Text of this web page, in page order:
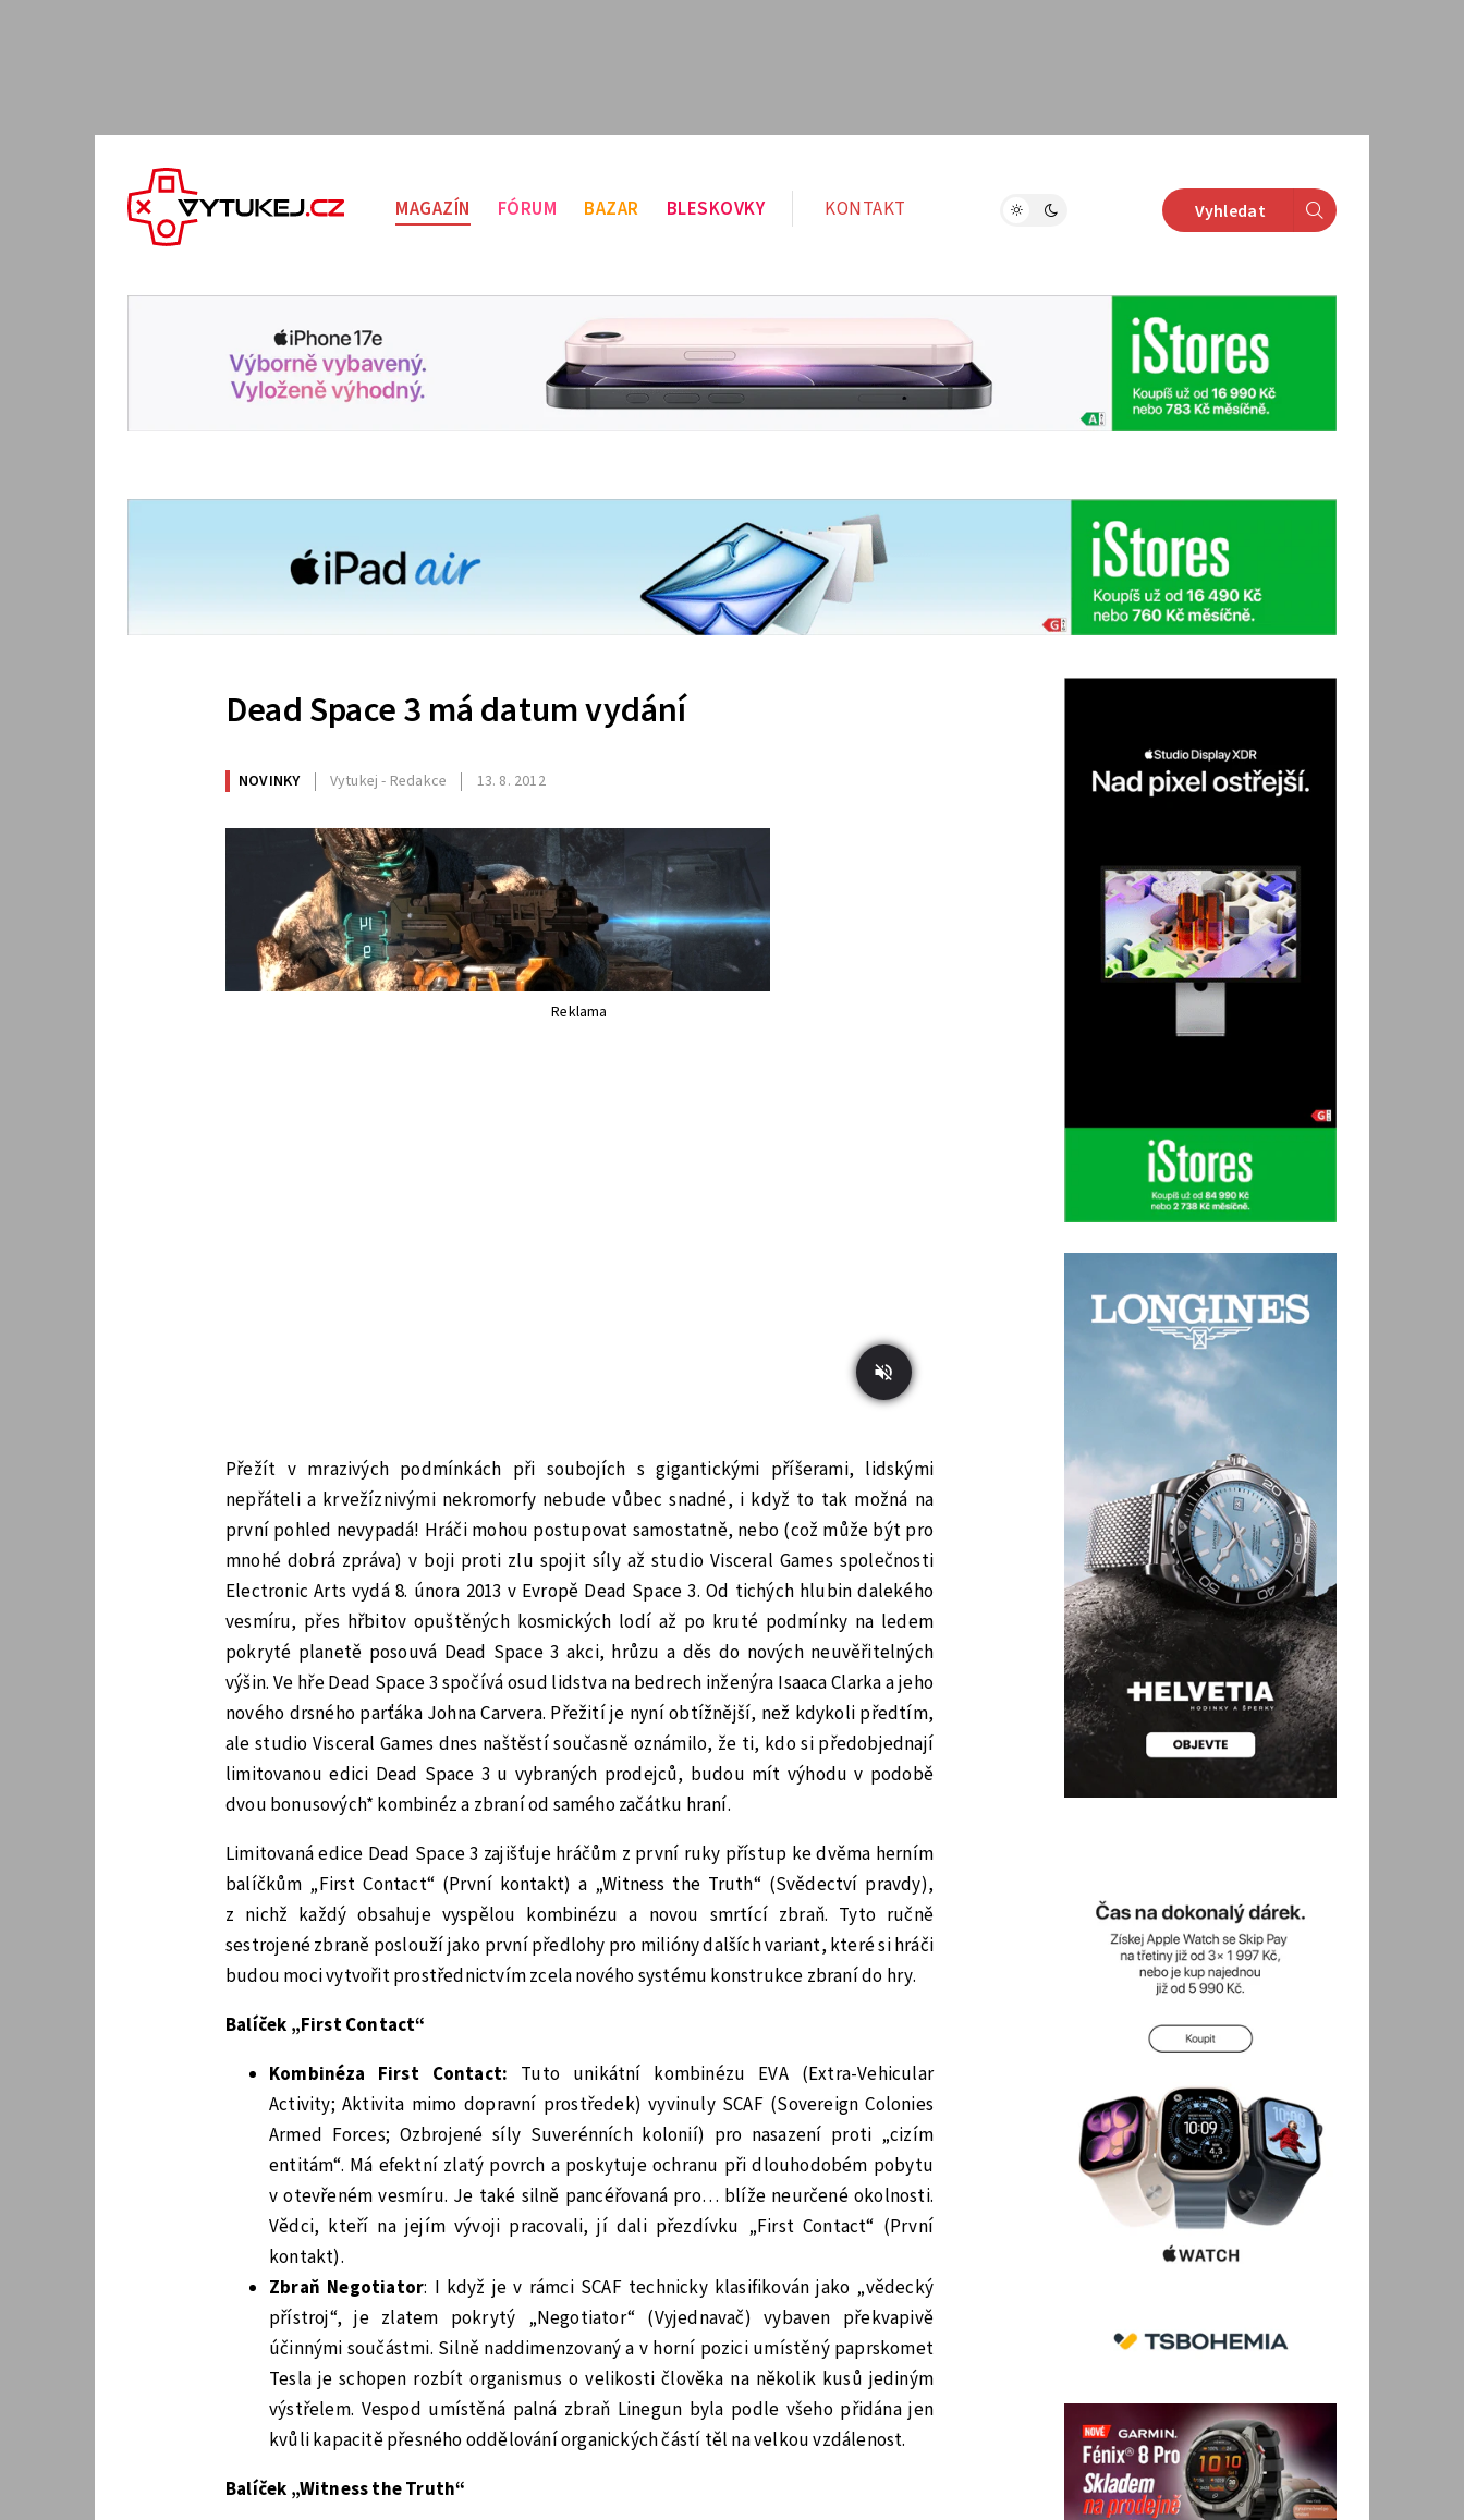
MAGAZÍN FÓRUM BAZAR BLESKOVKY KONTAKT Vyhledat
Dead Space 3 má datum vydání
NOVINKY Vytukej - Redakce 13. 8. 2012
Reklama
Přežít v mrazivých podmínkách při soubojích s gigantickými příšerami, lidskými
nepřáteli a krvežíznivými nekromorfy nebude vůbec snadné, i když to tak možná na
první pohled nevypadá! Hráči mohou postupovat samostatně, nebo (což může být pro
mnohé dobrá zpráva) v boji proti zlu spojit síly až studio Visceral Games společnosti
Electronic Arts vydá 8. února 2013 v Evropě Dead Space 3. Od tichých hlubin dalekého
vesmíru, přes hřbitov opuštěných kosmických lodí až po kruté podmínky na ledem
pokryté planetě posouvá Dead Space 3 akci, hrůzu a děs do nových neuvěřitelných
výšin. Ve hře Dead Space 3 spočívá osud lidstva na bedrech inženýra Isaaca Clarka a jeho
nového drsného parťáka Johna Carvera. Přežití je nyní obtížnější, než kdykoli předtím,
ale studio Visceral Games dnes naštěstí současně oznámilo, že ti, kdo si předobjednají
limitovanou edici Dead Space 3 u vybraných prodejců, budou mít výhodu v podobě
dvou bonusových* kombinéz a zbraní od samého začátku hraní.
Limitovaná edice Dead Space 3 zajišťuje hráčům z první ruky přístup ke dvěma herním
balíčkům „First Contact“ (První kontakt) a „Witness the Truth“ (Svědectví pravdy),
z nichž každý obsahuje vyspělou kombinézu a novou smrtící zbraň. Tyto ručně
sestrojené zbraně poslouží jako první předlohy pro milióny dalších variant, které si hráči
budou moci vytvořit prostřednictvím zcela nového systému konstrukce zbraní do hry.
Balíček „First Contact“
Kombinéza First Contact: Tuto unikátní kombinézu EVA (Extra-Vehicular
Activity; Aktivita mimo dopravní prostředek) vyvinuly SCAF (Sovereign Colonies
Armed Forces; Ozbrojené síly Suverénních kolonií) pro nasazení proti „cizím
entitám“. Má efektní zlatý povrch a poskytuje ochranu při dlouhodobém pobytu
v otevřeném vesmíru. Je také silně pancéřovaná pro… blíže neurčené okolnosti.
Vědci, kteří na jejím vývoji pracovali, jí dali přezdívku „First Contact“ (První
kontakt).
Zbraň Negotiator: I když je v rámci SCAF technicky klasifikován jako „vědecký
přístroj“, je zlatem pokrytý „Negotiator“ (Vyjednavač) vybaven překvapivě
účinnými součástmi. Silně naddimenzovaný a v horní pozici umístěný paprskomet
Tesla je schopen rozbít organismus o velikosti člověka na několik kusů jediným
výstřelem. Vespod umístěná palná zbraň Linegun byla podle všeho přidána jen
kvůli kapacitě přesného oddělování organických částí těl na velkou vzdálenost.
Balíček „Witness the Truth“